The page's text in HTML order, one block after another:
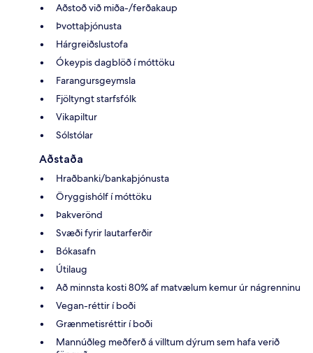
Aðstoð við miða-/ferðakaup
Þvottaþjónusta
Hárgreiðslustofa
Ókeypis dagblöð í móttöku
Farangursgeymsla
Fjöltyngt starfsfólk
Vikapiltur
Sólstólar
Aðstaða
Hraðbanki/bankaþjónusta
Öryggishólf í móttöku
Þakverönd
Svæði fyrir lautarferðir
Bókasafn
Útilaug
Að minnsta kosti 80% af matvælum kemur úr nágrenninu
Vegan-réttir í boði
Grænmetisréttir í boði
Mannúðleg meðferð á villtum dýrum sem hafa verið